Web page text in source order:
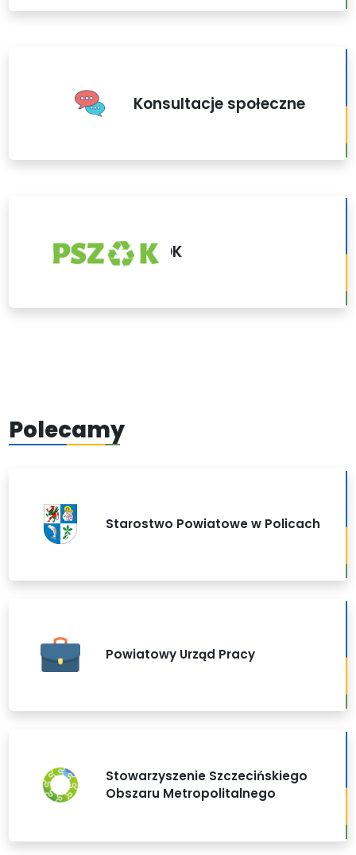
Konsultacje społeczne
PSZOK
Polecamy
Starostwo Powiatowe w Policach
Powiatowy Urząd Pracy
Stowarzyszenie Szczecińskiego
Obszaru Metropolitalnego